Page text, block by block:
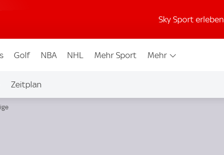
Sky Sport erleben
Golf NBA NHL Mehr Sport Mehr
Zeitplan